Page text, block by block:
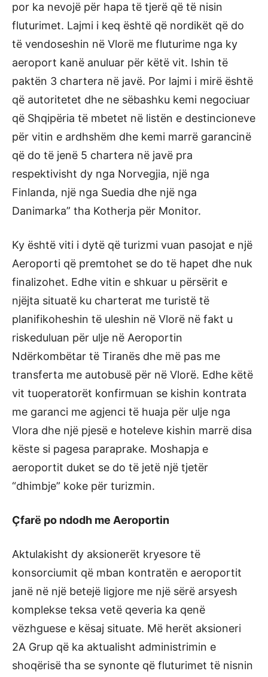
por ka nevojë për hapa të tjerë që të nisin
fluturimet. Lajmi i keq është që nordikët që do
të vendoseshin në Vlorë me fluturime nga ky
aeroport kanë anuluar për këtë vit. Ishin të
paktën 3 chartera në javë. Por lajmi i mirë është
që autoritetet dhe ne sëbashku kemi negociuar
që Shqipëria të mbetet në listën e destincioneve
për vitin e ardhshëm dhe kemi marrë garancinë
që do të jenë 5 chartera në javë pra
respektivisht dy nga Norvegjia, një nga
Finlanda, një nga Suedia dhe një nga
Danimarka” tha Kotherja për Monitor.
Ky është viti i dytë që turizmi vuan pasojat e një
Aeroporti që premtohet se do të hapet dhe nuk
finalizohet. Edhe vitin e shkuar u përsërit e
njëjta situatë ku charterat me turistë të
planifikoheshin të uleshin në Vlorë në fakt u
riskeduluan për ulje në Aeroportin
Ndërkombëtar të Tiranës dhe më pas me
transferta me autobusë për në Vlorë. Edhe këtë
vit tuoperatorët konfirmuan se kishin kontrata
me garanci me agjenci të huaja për ulje nga
Vlora dhe një pjesë e hoteleve kishin marrë disa
këste si pagesa paraprake. Moshapja e
aeroportit duket se do të jetë një tjetër
“dhimbje” koke për turizmin.
Çfarë po ndodh me Aeroportin
Aktulakisht dy aksionerët kryesore të
konsorciumit që mban kontratën e aeroportit
janë në një betejë ligjore me një sërë arsyesh
komplekse teksa vetë qeveria ka qenë
vëzhguese e kësaj situate. Më herët aksioneri
2A Grup që ka aktualisht administrimin e
shoqërisë tha se synonte që fluturimet të nisnin